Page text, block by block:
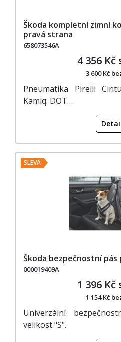
Škoda kompletní zimní
pravá strana
658073546A
4 356 Kč
3 600 Kč
Pneumatika Pirelli
Kamiq. DOT…
Detail
SLEVA
Škoda bezpečnostní pás
000019409A
1 396 Kč
1 154 Kč
Univerzální
velikost "S".